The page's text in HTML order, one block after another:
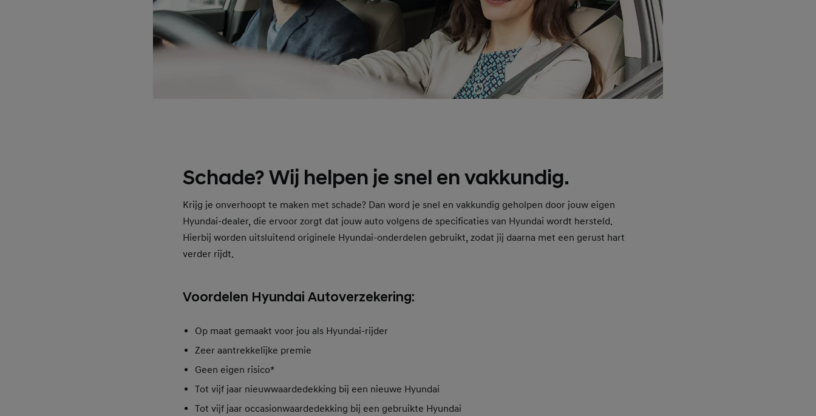
Schade? Wij helpen je snel en vakkundig.
Krijg je onverhoopt te maken met schade? Dan word je snel en vakkundig geholpen door jouw eigen
Hyundai-dealer, die ervoor zorgt dat jouw auto volgens de specificaties van Hyundai wordt hersteld.
Hierbij worden uitsluitend originele Hyundai-onderdelen gebruikt, zodat jij daarna met een gerust hart
verder rijdt.
Voordelen Hyundai Autoverzekering:
Op maat gemaakt voor jou als Hyundai-rijder
Zeer aantrekkelijke premie
Geen eigen risico*
Tot vijf jaar nieuwwaardedekking bij een nieuwe Hyundai
Tot vijf jaar occasionwaardedekking bij een gebruikte Hyundai